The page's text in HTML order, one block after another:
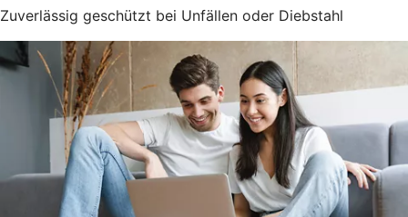
Zuverlässig geschützt bei Unfällen oder Diebstahl